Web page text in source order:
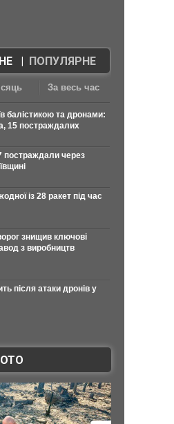
| ПОПУЛЯРНЕ
За весь час
балістикою та дронами:
15 постраждалих
постраждали через
із 28 ракет під час
знищив ключові
з виробництв
після атаки дронів у